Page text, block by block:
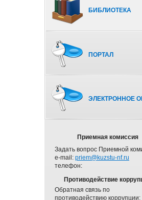
БИБЛИОТЕКА
ПОРТАЛ
ЭЛЕКТРОННОЕ
Приемная комиссия
Задать вопрос Приемной
e-mail: priem@kuzstu-nf.ru
телефон:
Противодействие
Обратная связь по
противодействию коррупции: